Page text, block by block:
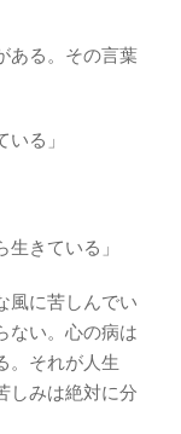
ある。その言葉
る」
生きている」
風に苦しんでい
ない。心の病は
。それが人生
しみは絶対に分